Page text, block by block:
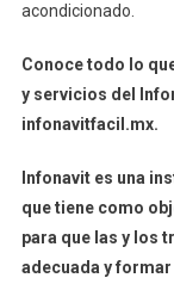
acondicionado.
Conoce todo lo
y servicios del
infonavitfacil.mx.
Infonavit es una
que tiene como
para que las y los
adecuada y